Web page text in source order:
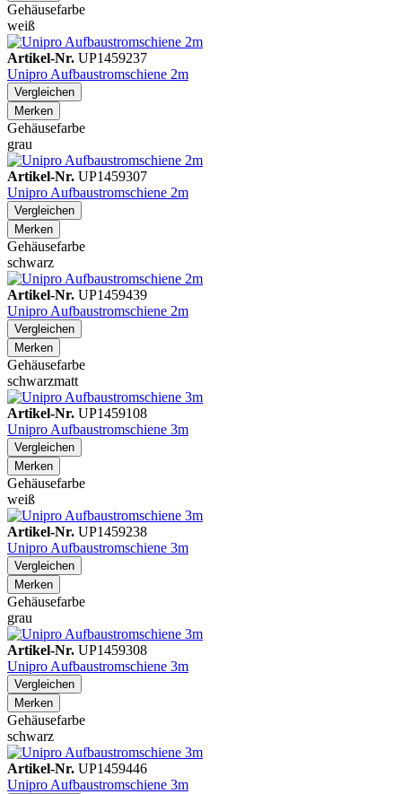
Gehäusefarbe
weiß
Artikel-Nr. UP1459237
Unipro Aufbaustromschiene 2m
Vergleichen
Merken
Gehäusefarbe
grau
Artikel-Nr. UP1459307
Unipro Aufbaustromschiene 2m
Vergleichen
Merken
Gehäusefarbe
schwarz
Artikel-Nr. UP1459439
Unipro Aufbaustromschiene 2m
Vergleichen
Merken
Gehäusefarbe
schwarzmatt
Artikel-Nr. UP1459108
Unipro Aufbaustromschiene 3m
Vergleichen
Merken
Gehäusefarbe
weiß
Artikel-Nr. UP1459238
Unipro Aufbaustromschiene 3m
Vergleichen
Merken
Gehäusefarbe
grau
Artikel-Nr. UP1459308
Unipro Aufbaustromschiene 3m
Vergleichen
Merken
Gehäusefarbe
schwarz
Artikel-Nr. UP1459446
Unipro Aufbaustromschiene 3m